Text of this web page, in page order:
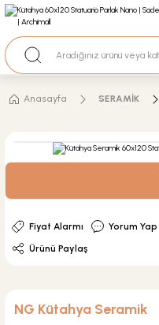
Nakit Ödemeli Özel
Anasayfa SERAMİK
Fiyat Alarmı Yorum Yap
Ürünü Paylaş
NG Kütahya Seramik